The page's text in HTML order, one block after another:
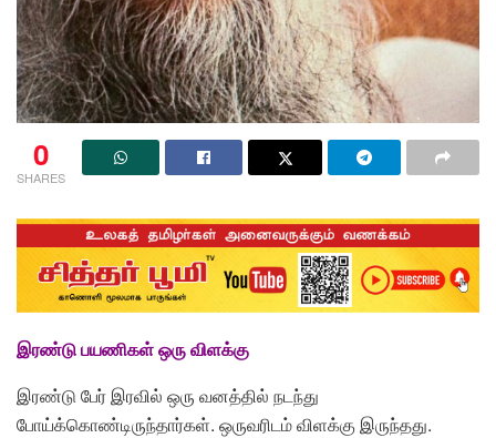
0
SHARES
இரண்டு பயணிகள் ஒரு விளக்கு
இரண்டு பேர் இரவில் ஒரு வனத்தில் நடந்து
போய்க்கொண்டிருந்தார்கள். ஒருவரிடம்விளக்கு இருந்தது.